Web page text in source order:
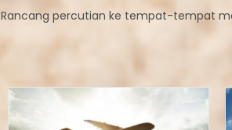
Rancang percutian ke tempat-tempat